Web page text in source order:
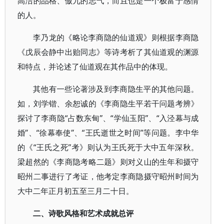
的人。
李乃龙的《略论李商隐的仙道观》则根据李商隐
《戊辰会静中出贻同志》等诗考析了其仙道观的渊源
和特点，并论述了仙道观在其作品中的体现。
其他有一些论著涉及到李商隐生平的其他问题。
如，刘学锴、余恕诚的《李商隐生平若干问题考辨》
探讨了李商隐“占数东甸”、“学仙玉阳”、“入泾幕与成
婚”、“徐幕奉使”、“王氏逝世之时间”等问题。李中华
的《“王氏之死”考》则认为王氏死于大中五年深秋。
梁超然的《李商隐考略二题》则对义山的生年和摄守
昭州二事进行了考证，他考定李商隐摄守昭州时间为
大中二年正月初五至三月二十日。
二、诗歌风格和艺术成就总评